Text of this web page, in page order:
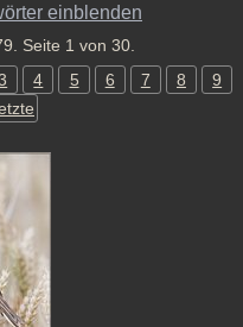
einblenden
Seite 1 von 30.
4 5 6 7 8
9